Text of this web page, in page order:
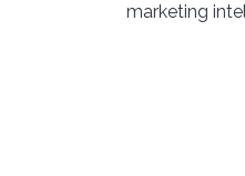
marketing